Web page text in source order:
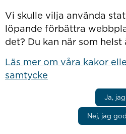
Vi skulle vilja använda
löpande förbättra
det? Du kan när som
Läs mer om våra kakor
samtycke
Ja,
Nej, jag